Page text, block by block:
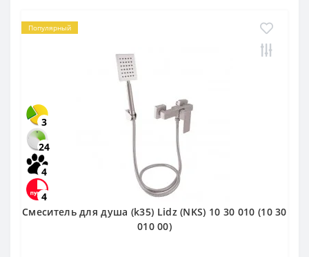
Популярный
3
24
4
4
Смеситель для душа (k35) Lidz (NKS) 10 30 010 (10 30
010 00)